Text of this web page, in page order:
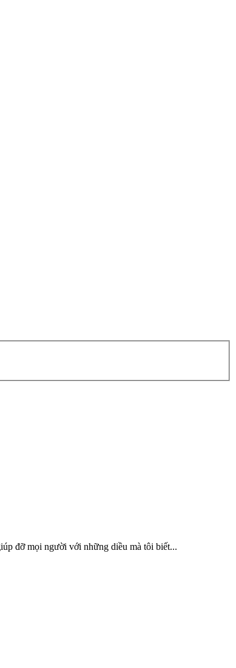
đỡ mọi người với những diều mà tôi biết...